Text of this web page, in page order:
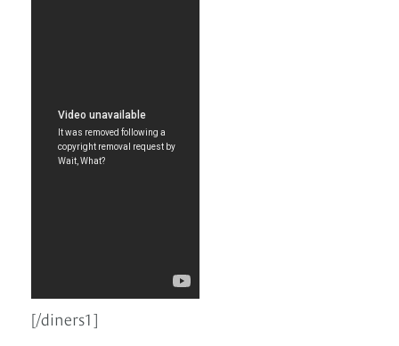
[/diners1]